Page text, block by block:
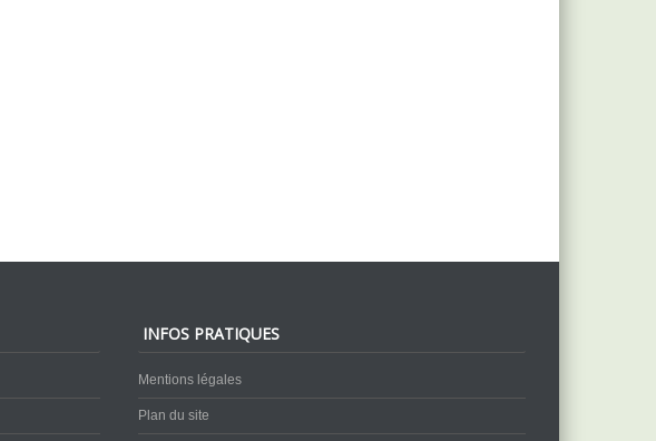
INFOS PRATIQUES
Mentions légales
Plan du site